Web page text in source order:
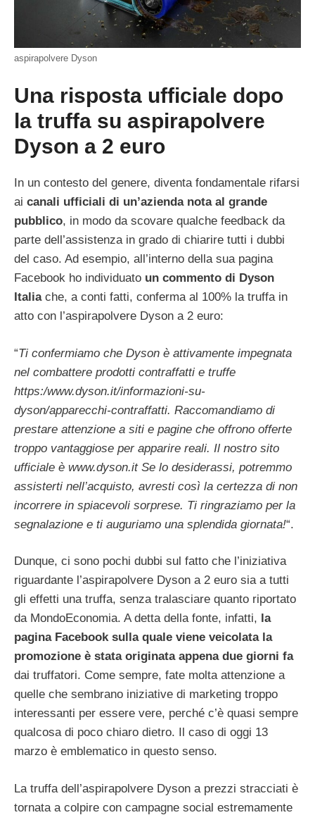
aspirapolvere Dyson
Una risposta ufficiale dopo
la truffa su aspirapolvere
Dyson a 2 euro
In un contesto del genere, diventa fondamentale rifarsi
ai canali ufficiali di un’azienda nota al grande
pubblico, in modo da scovare qualche feedback da
parte dell’assistenza in grado di chiarire tutti i dubbi
del caso. Ad esempio, all’interno della sua pagina
Facebook ho individuato un commento di Dyson
Italiache, a conti fatti, conferma al 100% la truffa in
atto con l’aspirapolvere Dyson a 2 euro:
“Ti confermiamo che Dyson è attivamente impegnata
nel combattere prodotti contraffatti e truffe
https:/www.dyson.it/informazioni-su-
dyson/apparecchi-contraffatti. Raccomandiamo di
prestare attenzione a siti e pagine che offrono offerte
troppo vantaggiose per apparire reali. Il nostro sito
ufficiale è www.dyson.it Se lo desiderassi, potremmo
assisterti nell’acquisto, avresti così la certezza di non
incorrere in spiacevoli sorprese. Ti ringraziamo per la
segnalazione e ti auguriamo una splendida giornata!“.
Dunque, ci sono pochi dubbi sul fatto che l’iniziativa
riguardante l’aspirapolvere Dyson a 2 euro sia a tutti
gli effetti una truffa, senza tralasciare quanto riportato
da MondoEconomia. A detta della fonte, infatti, la
pagina Facebook sulla quale viene veicolata la
promozione è stata originata appena due giorni fa
dai truffatori. Come sempre, fate molta attenzione a
quelle che sembrano iniziative di marketing troppo
interessanti per essere vere, perché c’è quasi sempre
qualcosa di poco chiaro dietro. Il caso di oggi 13
marzo è emblematico in questo senso.
La truffa dell’aspirapolvere Dyson a prezzi stracciati è
tornata a colpire con campagne social estremamente